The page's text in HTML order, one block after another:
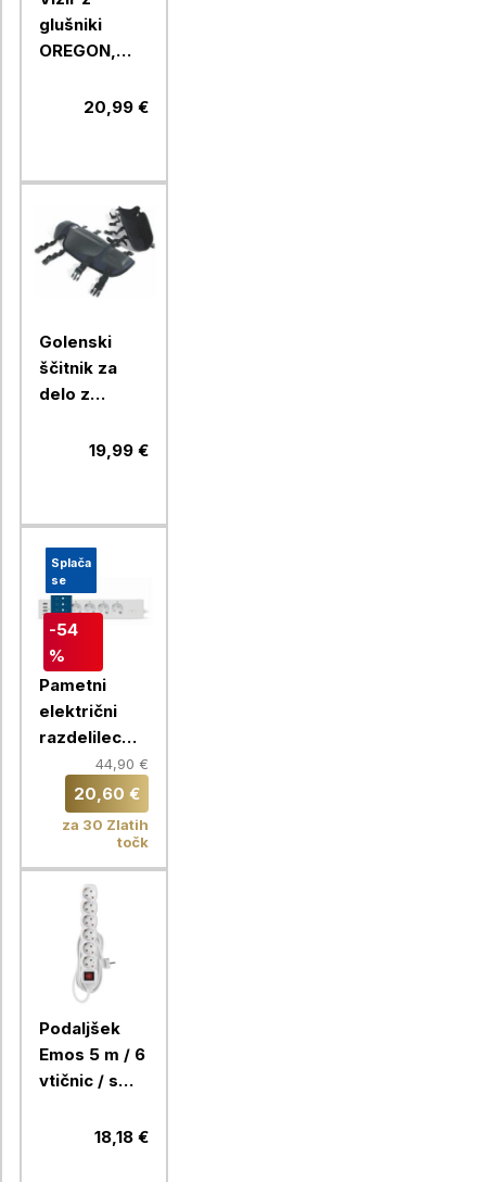
glušniki
OREGON,
20,99 €
Golenski
ščitnik za
delo z
19,99 €
Splača
se
-54
%
Pametni
električni
razdelilec
Chameleon
44,90 €
20,60 €
za 30 Zlatih
točk
Podaljšek
Emos 5 m / 6
vtičnic / s
beli / PVC /
18,18 €